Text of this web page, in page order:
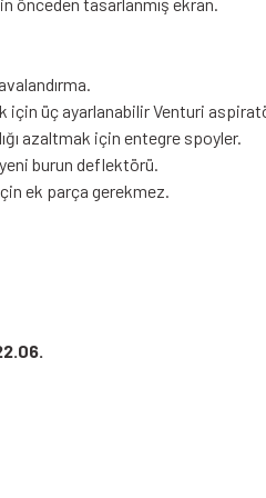
için üç ayarlanabilir Venturi
azaltmak için entegre spoyler.
burun deflektörü.
ek parça gerekmez.